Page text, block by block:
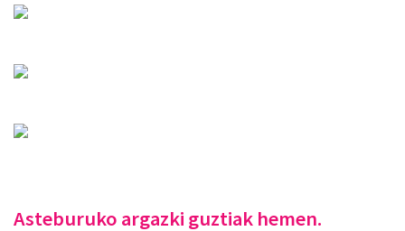
Asteburuko argazki guztiak hemen.